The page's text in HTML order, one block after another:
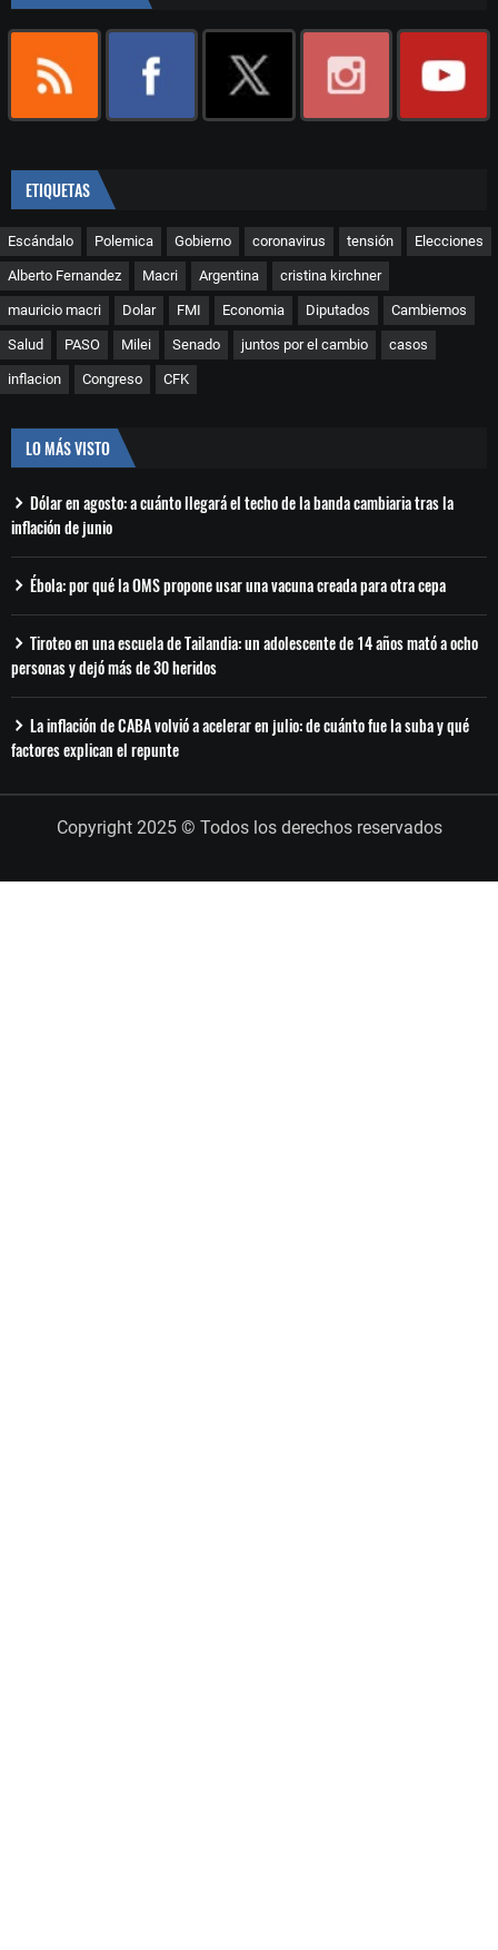
ETIQUETAS
Escándalo Polemica Gobierno coronavirus tensión Elecciones
Alberto Fernandez Macri Argentina cristina kirchner
mauricio macri Dolar FMI Economia Diputados Cambiemos
Salud PASO Milei Senado juntos por el cambio casos
inflacion Congreso CFK
LO MÁS VISTO
Dólar en agosto: a cuánto llegará el techo de la banda cambiaria tras la
inflación de junio
Ébola: por qué la OMS propone usar una vacuna creada para otra cepa
Tiroteo en una escuela de Tailandia: un adolescente de 14 años mató a ocho
personas y dejó más de 30 heridos
La inflación de CABA volvió a acelerar en julio: de cuánto fue la suba y qué
factores explican el repunte
Copyright 2025 © Todos los derechos reservados